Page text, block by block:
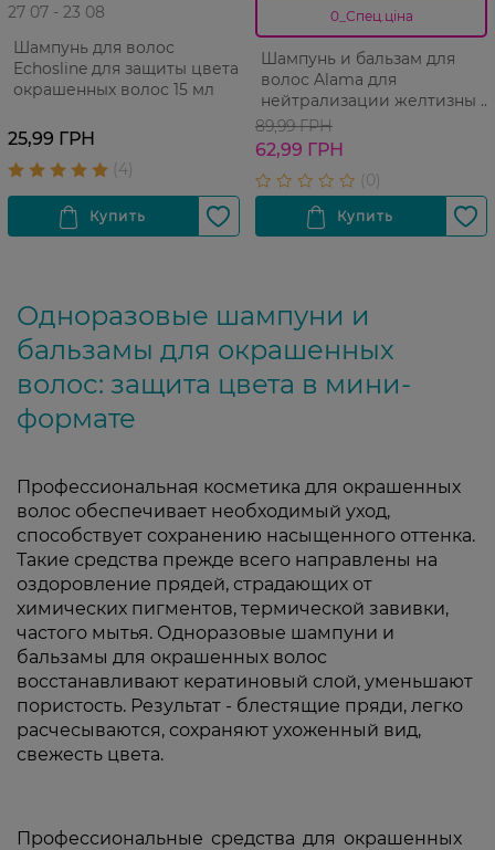
27 07 - 23 08
Шампунь для волос
Echosline для защиты цвета
окрашенных волос 15 мл
25,99 ГРН
0_Спец.ціна
Шампунь и бальзам для
волос Alama для
нейтрализации желтизны 1
шт
89,99 ГРН
62,99 ГРН
Одноразовые шампуни и
бальзамы для окрашенных
волос: защита цвета в мини-
формате
Профессиональная косметика для окрашенных
волос обеспечивает необходимый уход,
способствует сохранению насыщенного оттенка.
Такие средства прежде всего направлены на
оздоровление прядей, страдающих от
химических пигментов, термической завивки,
частого мытья. Одноразовые шампуни и
бальзамы для окрашенных волос
восстанавливают кератиновый слой, уменьшают
пористость. Результат - блестящие пряди, легко
расчесываются, сохраняют ухоженный вид,
свежесть цвета.
Профессиональные средства для окрашенных